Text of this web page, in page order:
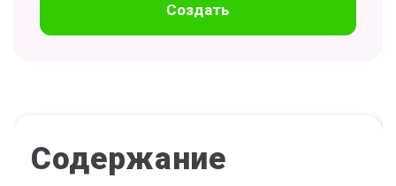
Создать
Содержание